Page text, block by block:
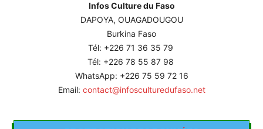
Infos Culture du Faso
DAPOYA, OUAGADOUGOU
Burkina Faso
Tél: +226 71 36 35 79
Tél: +226 78 55 87 98
WhatsApp: +226 75 59 72 16
Email: contact@infosculturedufaso.net